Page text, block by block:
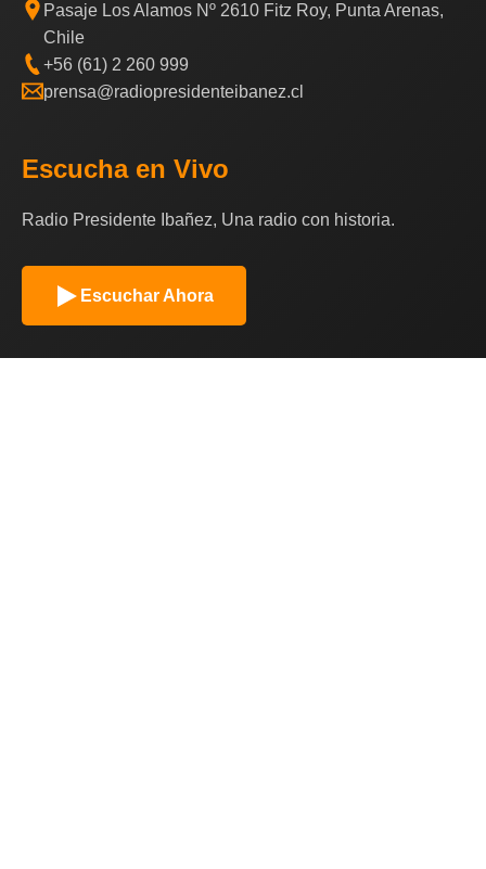
Pasaje Los Alamos Nº 2610 Fitz Roy, Punta Arenas,
Chile
+56 (61) 2 260 999
prensa@radiopresidenteibanez.cl
Escucha en Vivo
Radio Presidente Ibañez, Una radio con historia.
Escuchar Ahora